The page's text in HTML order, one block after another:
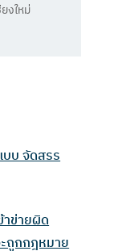
งใหม่
บบ จัดสรร
าข่ายผิด
ถูกกฎหมาย